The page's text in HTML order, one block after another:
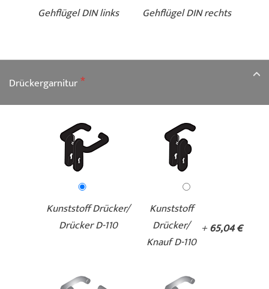
Gehflügel DIN links Gehflügel DIN rechts
Drückergarnitur
Kunststoff Drücker/
Drücker D-110
Kunststoff
Drücker/
Knauf D-110
+65,04 €